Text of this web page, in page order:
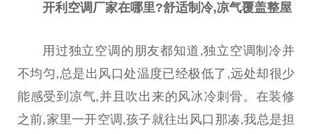
开利空调厂家在哪里?舒适制冷,凉气覆盖整屋
用过独立 空调的朋友都知道,独立 空调制冷并
不均匀,总是出风口处温度已经极低了,远处却很少
能感受到凉气,并且吹出来的风冰冷刺骨。在装修
之前,家里一开空调,孩子就往出风口那凑,我总是担